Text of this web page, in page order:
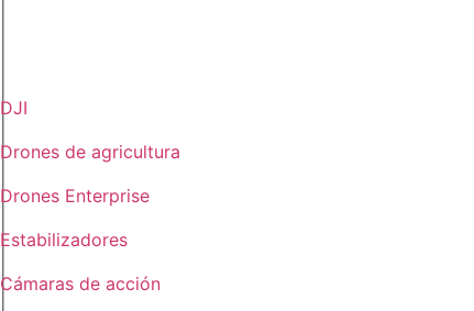
DJI
Drones de agricultura
Drones Enterprise
Estabilizadores
Cámaras de acción